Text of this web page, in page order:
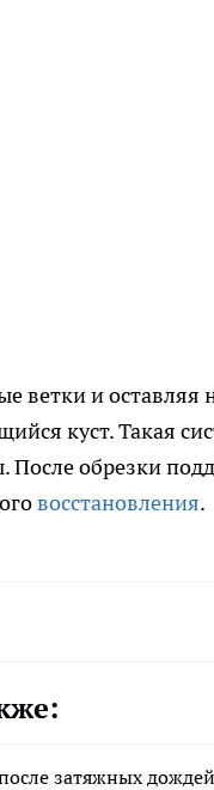
ветки и оставляя
куст. Такая
обрезки
восстановления.
затяжных